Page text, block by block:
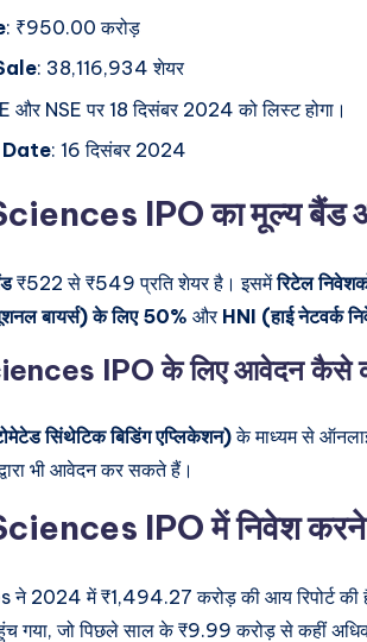
: ₹950.00 करोड़
: 38,116,934 शेयर
और NSE पर 18 दिसंबर 2024 को लिस्ट होगा।
: 16 दिसंबर 2024
IPO का मूल्य बैंड
₹522 से ₹549 प्रति शेयर है। इसमेंरिटेल
बायर्स) के लिए 50% और HNI (हाई नेटवर्क
IPO के लिए आवेदन कैसे
सिंथेटिक बिडिंग एप्लिकेशन)के माध्यम से
भी आवेदन कर सकते हैं।
IPO में निवेश
2024 में ₹1,494.27 करोड़ की आय रिपोर्ट की
गया, जो पिछले साल के ₹9.99 करोड़ से कहीं